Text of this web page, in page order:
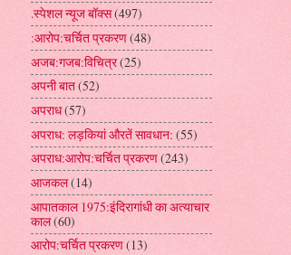
.स्पेशल न्यूज बॉक्स(497)
:आरोप:चर्चित प्रकरण(48)
अजब:गजब:विचित्र(25)
अपनी बात(52)
अपराध(57)
अपराध: लड़कियां औरतें सावधान: (55)
अपराध:आरोप:चर्चित प्रकरण(243)
आजकल(14)
आपातकाल 1975:इंदिरागांधी का अत्याचार
काल(60)
आरोप:चर्चित प्रकरण(13)